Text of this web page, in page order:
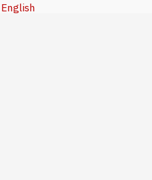
English